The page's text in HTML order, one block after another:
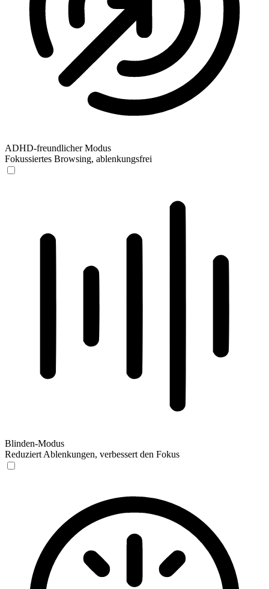
ADHD-freundlicher Modus
Fokussiertes Browsing, ablenkungsfrei
Blinden-Modus
Reduziert Ablenkungen, verbessert den Fokus